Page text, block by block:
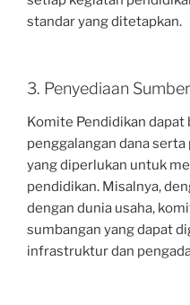
standar yang ditetapkan.
3. Penyediaan
Komite Pendidikan dapat
penggalangan dana
yang diperlukan untuk
pendidikan. Misalnya,
dengan dunia usaha,
sumbangan yang dapat
infrastruktur dan